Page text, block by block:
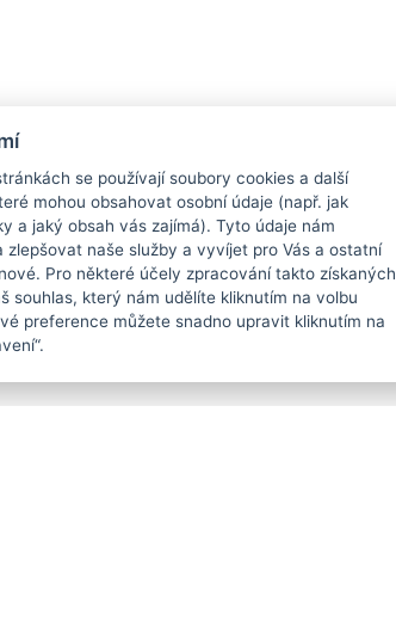
se používají soubory cookies a další
mohou obsahovat osobní údaje (např. jak
a jaký obsah vás zajímá). Tyto údaje nám
zlepšovat naše služby a vyvíjet pro Vás a ostatní
Pro některé účely zpracování takto získaných
souhlas, který nám udělíte kliknutím na volbu
preference můžete snadno upravit kliknutím na